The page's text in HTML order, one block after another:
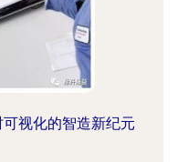
视化的智造新纪元